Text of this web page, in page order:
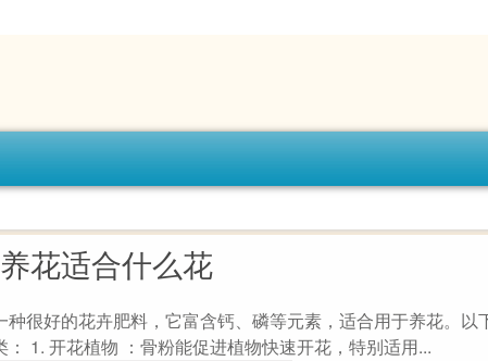
花适合什么花
种很好的花卉肥料，它富含钙、磷等元素，适合用于养花。以
： 1. 开花植物 ：骨粉能促进植物快速开花，特别适用...